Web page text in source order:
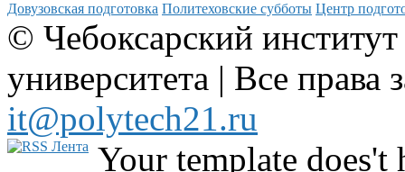
Довузовская подготовка Политеховские субботы Центр
© Чебоксарский
университета | Все
it@polytech21.ru
Your template